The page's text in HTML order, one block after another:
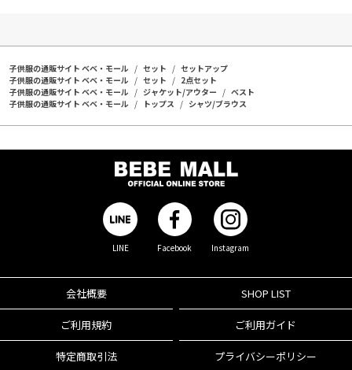
子供服の通販サイト ベベ・モール セット
セットアップ
子供服の通販サイト ベベ・モール
セット
2点セット
子供服の通販サイト ベベ・モール
ジャケット/アウター
ベスト
子供服の通販サイト ベベ・モール
トップス シャツ/ブラウス
LINE Facebook Instagram
会社概要 SHOP LIST
ご利用規約 ご利用ガイド
特定商取引法 プライバシーポリシー